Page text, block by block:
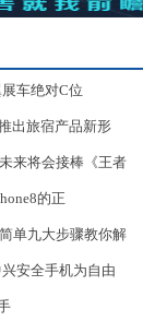
车绝对C位
出旅宿产品新形
来将会接棒《王者
的正
单九大步骤教你解
安全手机为自由